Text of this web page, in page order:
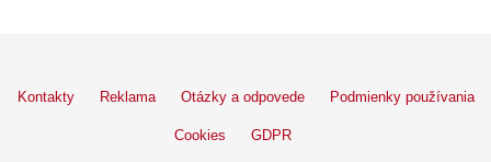
Kontakty Reklama Otázky a odpovede Podmienky používania
Cookies GDPR